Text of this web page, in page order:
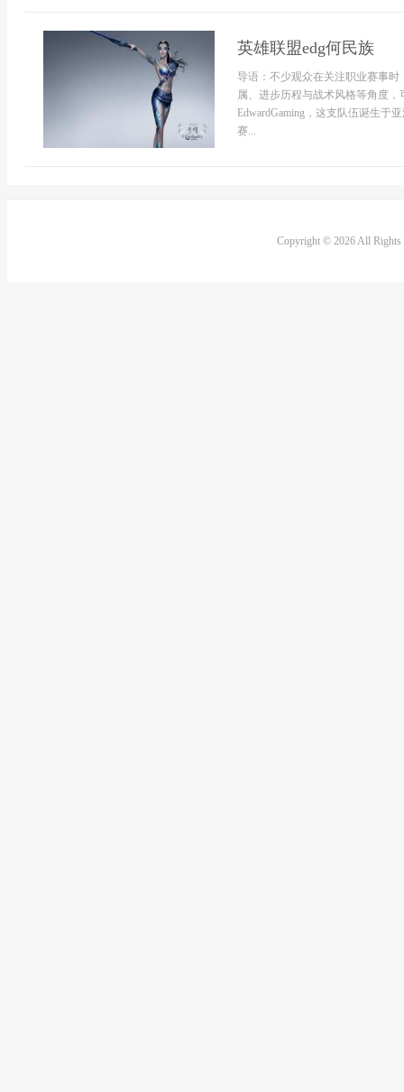
英雄联盟edg何民族
导语：不少观众在关注职业赛事
属、进步历程与战术风格等角度
EdwardGaming，这支队伍诞生于
赛...
Copyright © 2026 All